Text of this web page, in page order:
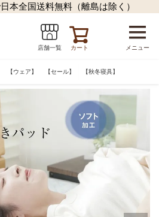
本全国送料無料（離島は除く）
店舗一覧 カート メニュー
【ウェア】 【セール】 【秋冬寝具】